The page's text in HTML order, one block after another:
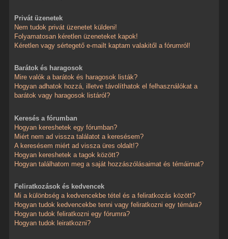
Privát üzenetek
Nem tudok privát üzenetet küldeni!
Folyamatosan kéretlen üzeneteket kapok!
Kéretlen vagy sértegető e-mailt kaptam valakitől a fórumról!
Barátok és haragosok
Mire valók a barátok és haragosok listák?
Hogyan adhatok hozzá, illetve távolíthatok el felhasználókat a
barátok vagy haragosok listáról?
Keresés a fórumban
Hogyan kereshetek egy fórumban?
Miért nem ad vissza találatot a keresésem?
A keresésem miért ad vissza üres oldalt!?
Hogyan kereshetek a tagok között?
Hogyan találhatom meg a saját hozzászólásaimat és témáimat?
Feliratkozások és kedvencek
Mi a különbség a kedvencekbe tétel és a feliratkozás között?
Hogyan tudok kedvencekbe tenni vagy feliratkozni egy témára?
Hogyan tudok feliratkozni egy fórumra?
Hogyan tudok leiratkozni?